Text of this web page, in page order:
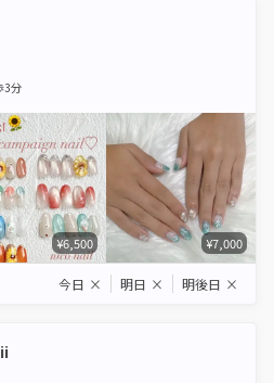
3分
¥6,500 ¥7,000
今日 × 明日 × 明後日 ×